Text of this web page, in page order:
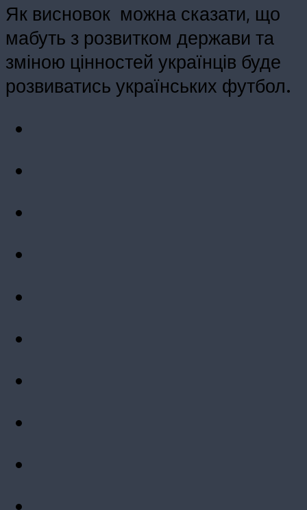
Як висновок можна сказати, що
мабуть з розвитком держави та
зміною цінностей українців буде
розвиватись українських футбол.